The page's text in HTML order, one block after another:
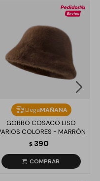
LlegaMAÑANA
GORRO COSACO LISO
COLORES - MARRÓN
$ 390